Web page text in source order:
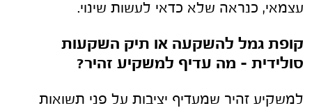
עצמאי, כנראה שלא כדאי לעשות שינוי.
קופת גמל להשקעה או תיק השקעות
סולידית – מה עדיף למשקיע זהיר?
למשקיע זהיר שמעדיף יציבות על פני תשואות